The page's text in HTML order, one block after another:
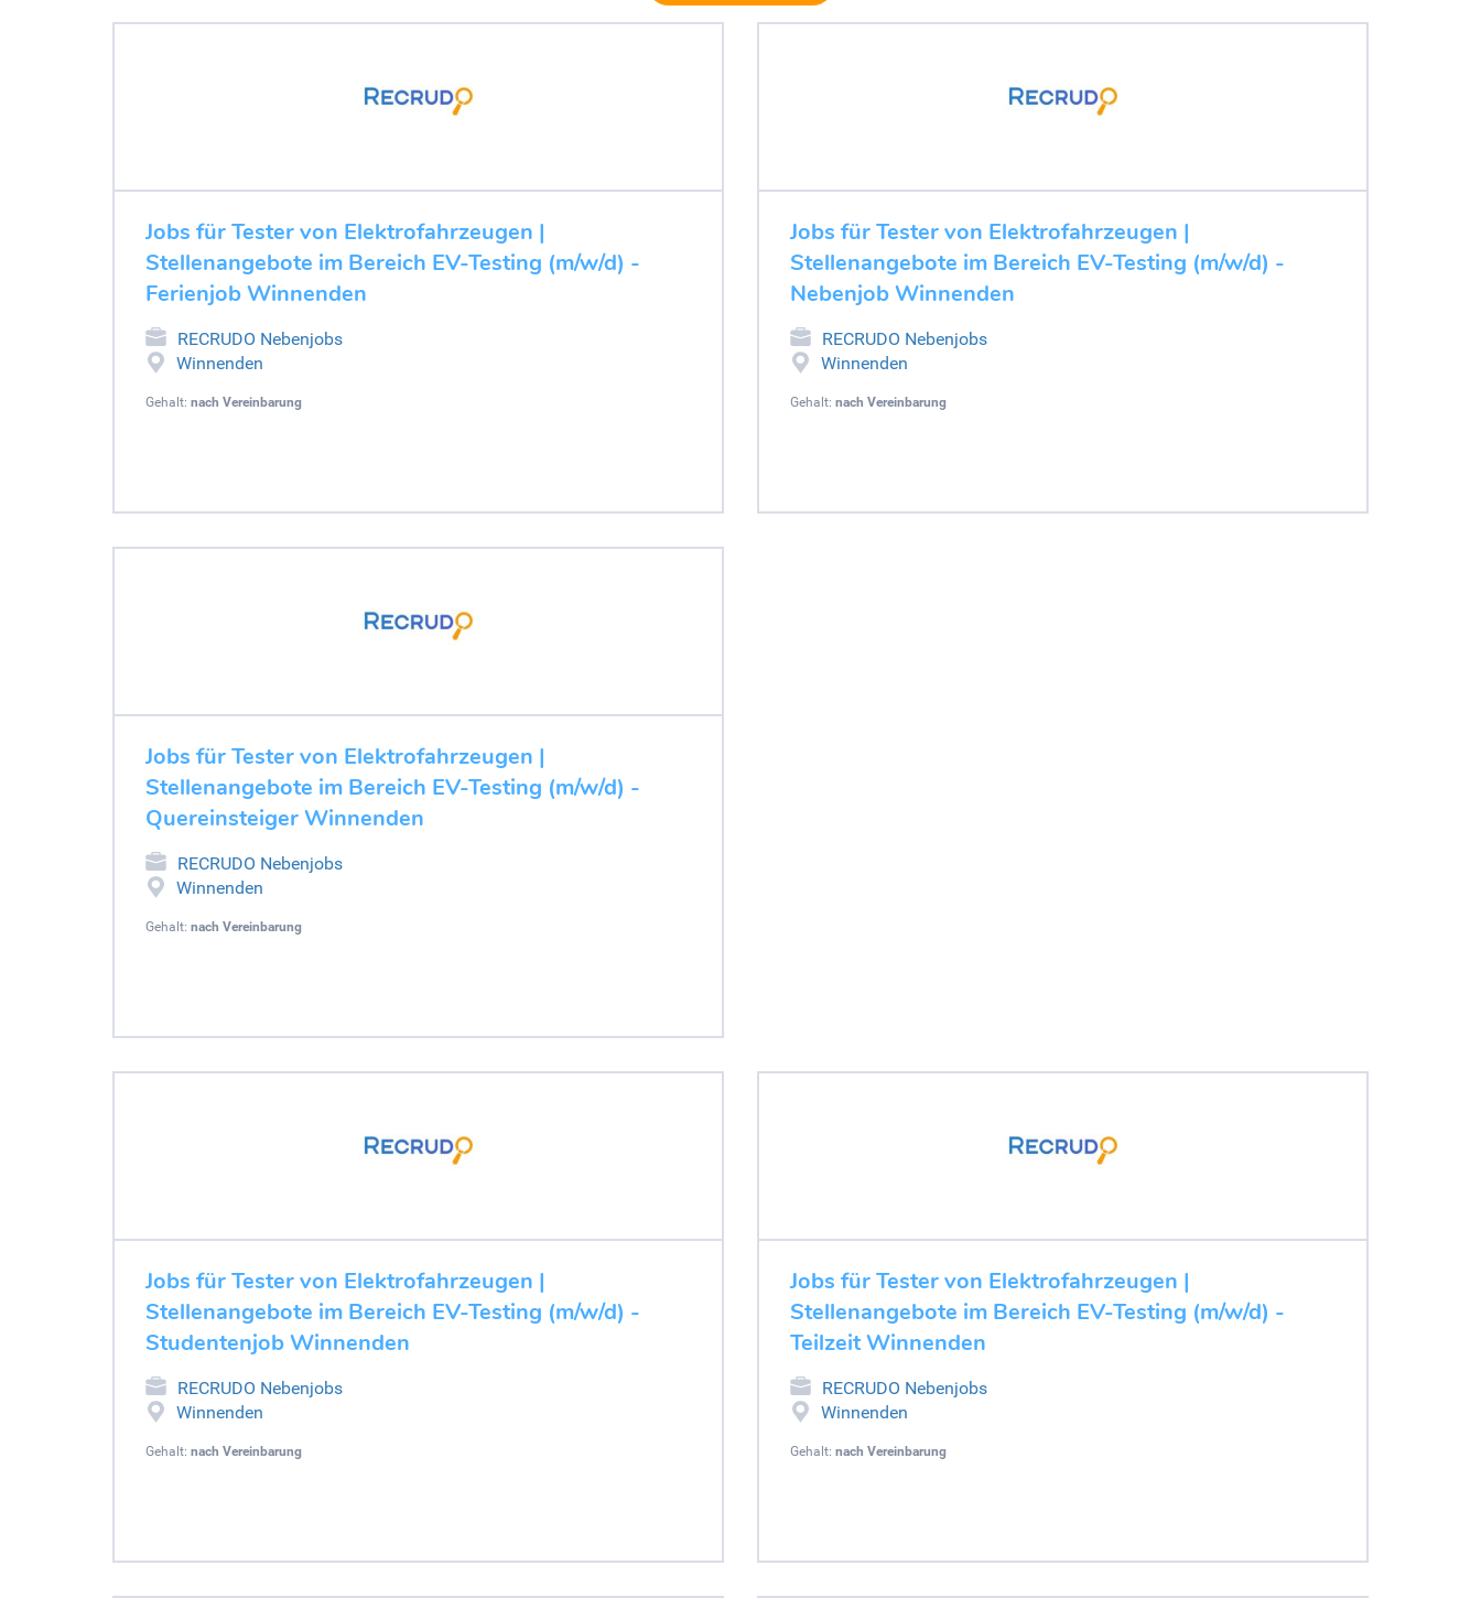
Jobs für Tester von Elektrofahrzeugen |
Stellenangebote im Bereich EV-Testing (m/w/d) -
Ferienjob Winnenden
RECRUDO Nebenjobs
Winnenden
Gehalt: nach Vereinbarung
Jobs für Tester von Elektrofahrzeugen |
Stellenangebote im Bereich EV-Testing (m/w/d) -
Nebenjob Winnenden
RECRUDO Nebenjobs
Winnenden
Gehalt: nach Vereinbarung
Jobs für Tester von Elektrofahrzeugen |
Stellenangebote im Bereich EV-Testing (m/w/d) -
Quereinsteiger Winnenden
RECRUDO Nebenjobs
Winnenden
Gehalt: nach Vereinbarung
Jobs für Tester von Elektrofahrzeugen |
Stellenangebote im Bereich EV-Testing (m/w/d) -
Studentenjob Winnenden
RECRUDO Nebenjobs
Winnenden
Gehalt: nach Vereinbarung
Jobs für Tester von Elektrofahrzeugen |
Stellenangebote im Bereich EV-Testing (m/w/d) -
Teilzeit Winnenden
RECRUDO Nebenjobs
Winnenden
Gehalt: nach Vereinbarung